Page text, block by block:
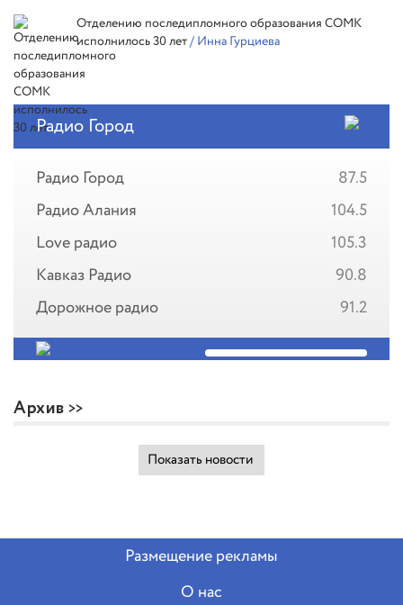
Отделению последипломного образования СОМК
исполнилось 30 лет/ Инна Гурциева
Радио Город
Радио Город
87.5
Радио Алания
104.5
Love радио
105.3
Кавказ Радио
90.8
Дорожное радио
91.2
Архив
Показать новости
Размещение рекламы
О нас